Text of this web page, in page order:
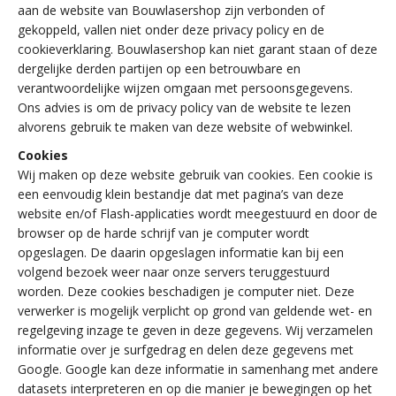
aan de website van Bouwlasershop zijn verbonden of
gekoppeld, vallen niet onder deze privacy policy en de
cookieverklaring. Bouwlasershop kan niet garant staan of deze
dergelijke derden partijen op een betrouwbare en
verantwoordelijke wijzen omgaan met persoonsgegevens.
Ons advies is om de privacy policy van de website te lezen
alvorens gebruik te maken van deze website of webwinkel.
Cookies
Wij maken op deze website gebruik van cookies. Een cookie is
een eenvoudig klein bestandje dat met pagina’s van deze
website en/of Flash-applicaties wordt meegestuurd en door de
browser op de harde schrijf van je computer wordt
opgeslagen. De daarin opgeslagen informatie kan bij een
volgend bezoek weer naar onze servers teruggestuurd
worden. Deze cookies beschadigen je computer niet. Deze
verwerker is mogelijk verplicht op grond van geldende wet- en
regelgeving inzage te geven in deze gegevens. Wij verzamelen
informatie over je surfgedrag en delen deze gegevens met
Google. Google kan deze informatie in samenhang met andere
datasets interpreteren en op die manier je bewegingen op het